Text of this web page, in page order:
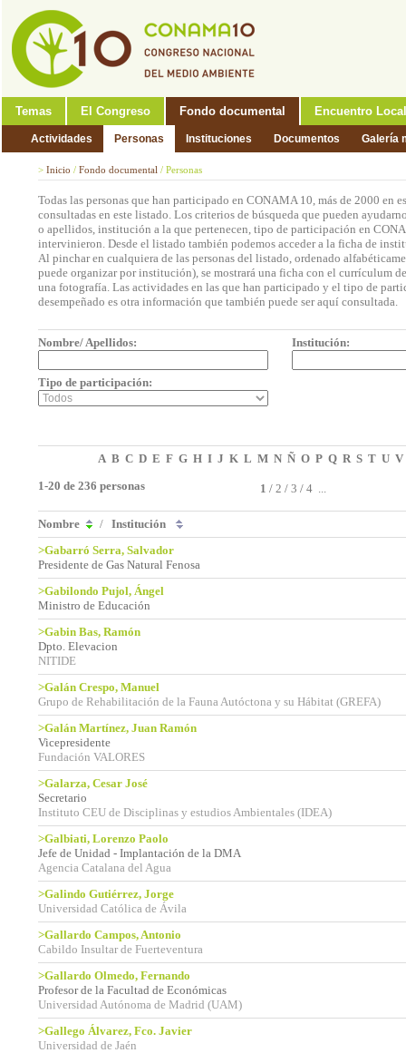
Temas El Congreso Fondo documental Encuentro Local
Actividades Personas Instituciones Documentos Galería
> Inicio / Fondo documental / Personas
Todas las personas que han participado en CONAMA 10, más de 2000 en
consultadas en este listado. Los criterios de búsqueda que pueden
o apellidos, institución a la que pertenecen, tipo de participación en
intervinieron. Desde el listado también podemos acceder a la ficha de
Al pinchar en cualquiera de las personas del listado, ordenado
puede organizar por institución), se mostrará una ficha con el currículum
una fotografía. Las actividades en las que han participado y el tipo de
desempeñado es otra información que también puede ser aquí consultada.
Nombre/ Apellidos: Institución:
Tipo de participación:
A B C D E F G H I J K L M N Ñ O P Q R S T U V
1-20 de 236 personas
1 / 2 / 3 / 4 ...
Nombre / Institución
>Gabarró Serra, Salvador
Presidente de Gas Natural Fenosa
>Gabilondo Pujol, Ángel
Ministro de Educación
>Gabin Bas, Ramón
Dpto. Elevacion
NITIDE
>Galán Crespo, Manuel
Grupo de Rehabilitación de la Fauna Autóctona y su Hábitat (GREFA)
>Galán Martínez, Juan Ramón
Vicepresidente
Fundación VALORES
>Galarza, Cesar José
Secretario
Instituto CEU de Disciplinas y estudios Ambientales (IDEA)
>Galbiati, Lorenzo Paolo
Jefe de Unidad - Implantación de la DMA
Agencia Catalana del Agua
>Galindo Gutiérrez, Jorge
Universidad Católica de Ávila
>Gallardo Campos, Antonio
Cabildo Insultar de Fuerteventura
>Gallardo Olmedo, Fernando
Profesor de la Facultad de Económicas
Universidad Autónoma de Madrid (UAM)
>Gallego Álvarez, Fco. Javier
Universidad de Jaén